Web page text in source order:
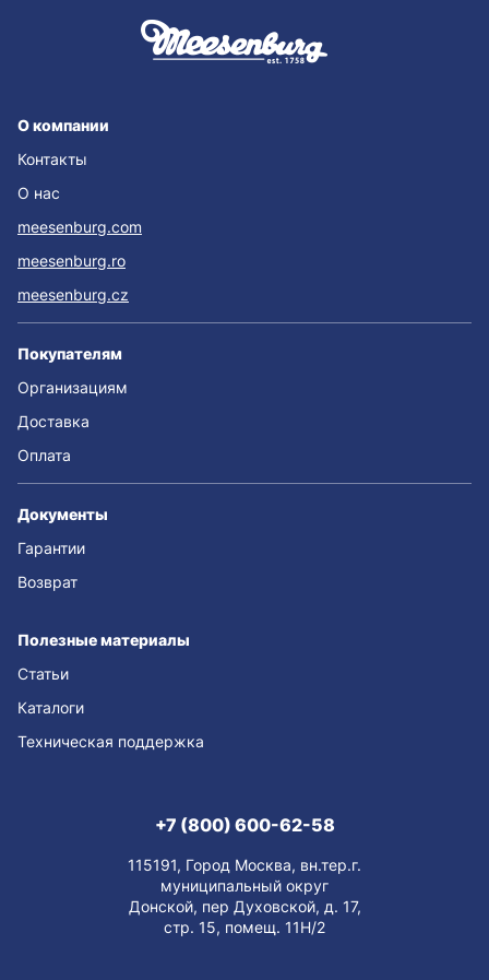
О компании
Контакты
О нас
meesenburg.com
meesenburg.ro
meesenburg.cz
Покупателям
Организациям
Доставка
Оплата
Документы
Гарантии
Возврат
Полезные материалы
Статьи
Каталоги
Техническая поддержка
+7 (800) 600-62-58
115191, Город Москва, вн.тер.г.
муниципальный округ
Донской, пер Духовской, д. 17,
стр. 15, помещ. 11Н/2